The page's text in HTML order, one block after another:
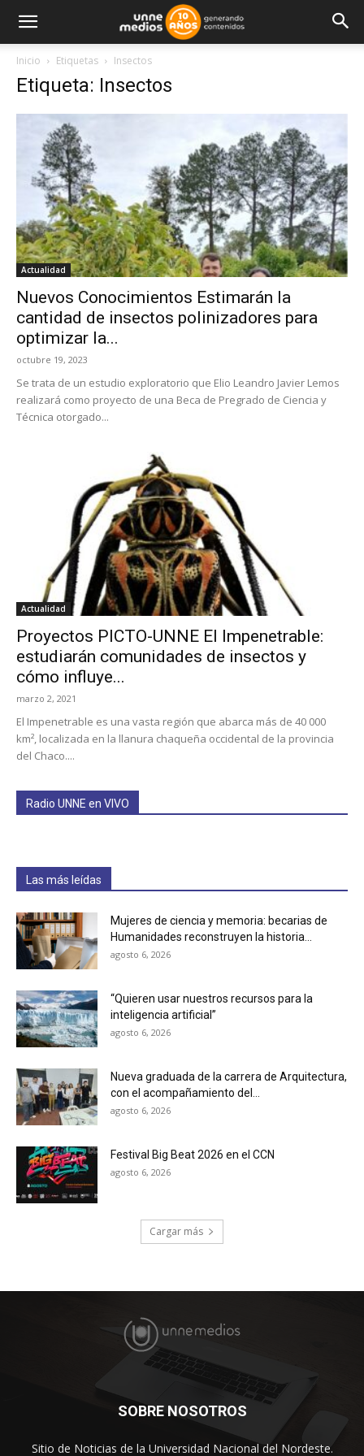
Inicio Etiquetas Insectos
Etiqueta: Insectos
Actualidad
Nuevos Conocimientos Estimarán la
cantidad de insectos polinizadores para
optimizar la...
octubre 19, 2023
Se trata de un estudio exploratorio que Elio Leandro Javier Lemos
realizará como proyecto de una Beca de Pregrado de Ciencia y
Técnica otorgado...
Actualidad
Proyectos PICTO-UNNE El Impenetrable:
estudiarán comunidades de insectos y
cómo influye...
marzo 2, 2021
El Impenetrable es una vasta región que abarca más de 40 000
km², localizada en la llanura chaqueña occidental de la provincia
del Chaco....
Radio UNNE en VIVO
Las más leídas
Mujeres de ciencia y memoria: becarias de
Humanidades reconstruyen la historia...
agosto 6, 2026
“Quieren usar nuestros recursos para la
inteligencia artificial”
agosto 6, 2026
Nueva graduada de la carrera de Arquitectura,
con el acompañamiento del...
agosto 6, 2026
Festival Big Beat 2026 en el CCN
agosto 6, 2026
Cargar más
SOBRE NOSOTROS
Sitio de Noticias de la Universidad Nacional del Nordeste.